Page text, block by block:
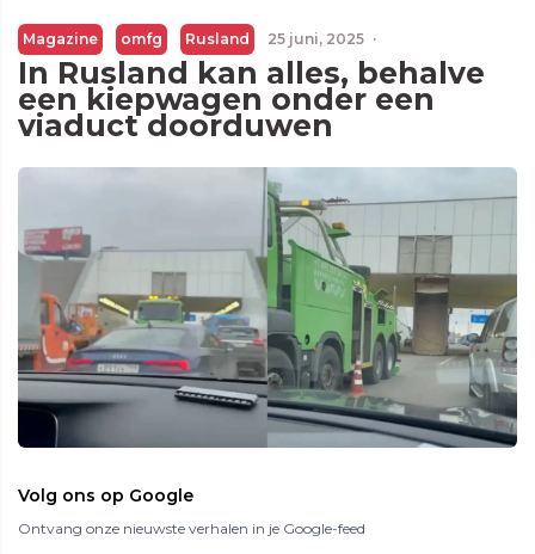
Magazine omfg Rusland 25 juni, 2025 ·
In Rusland kan alles, behalve
een kiepwagen onder een
viaduct doorduwen
Volg ons op Google
Ontvang onze nieuwste verhalen in je Google-feed